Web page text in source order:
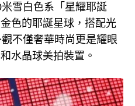
雪白色系「星耀耶誕
色的耶誕星球，搭配光
不僅奢華時尚更是耀眼
水晶球美拍裝置。